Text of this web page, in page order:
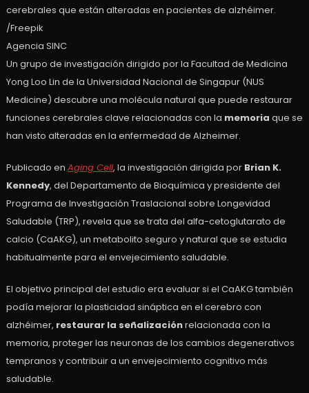
cerebrales que están alteradas en pacientes de alzhéimer.
/Freepik
Agencia SINC
Un grupo de investigación dirigido por la Facultad de Medicina
Yong Loo Lin de la Universidad Nacional de Singapur (NUS
Medicine) descubre una molécula natural que puede restaurar
funciones cerebrales clave relacionadas con la memoria que se
han visto alteradas en la enfermedad de Alzheimer.
Publicado en Aging Cell, la investigación dirigida porBrian K.
Kennedy, del Departamento de Bioquímica y presidente del
Programa de Investigación Traslacional sobre Longevidad
Saludable (TRP), revela que se trata del alfa-cetoglutarato de
calcio (CaAKG), un metabolito seguro y natural que se estudia
habitualmente para el envejecimiento saludable.
El objetivo principal del estudio era evaluar si el CaAKG también
podía mejorar la plasticidad sináptica en el cerebro con
alzhéimer, restaurar la señalizaciónrelacionada con la
memoria, proteger las neuronas de los cambios degenerativos
tempranos y contribuir a un envejecimiento cognitivo más
saludable.